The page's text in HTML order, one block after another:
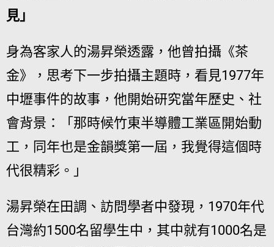
見」
身為客家人的湯昇榮透露，他曾拍攝《茶
金》，思考下一步拍攝主題時，看見1977年
中壢事件的故事，他開始研究當年歷史、社
會背景：「那時候竹東半導體工業區開始動
工，同年也是金韻獎第一屆，我覺得這個時
代很精彩。」
湯昇榮在田調、訪問學者中發現，1970年代
台灣約1500名留學生中，其中就有1000名是